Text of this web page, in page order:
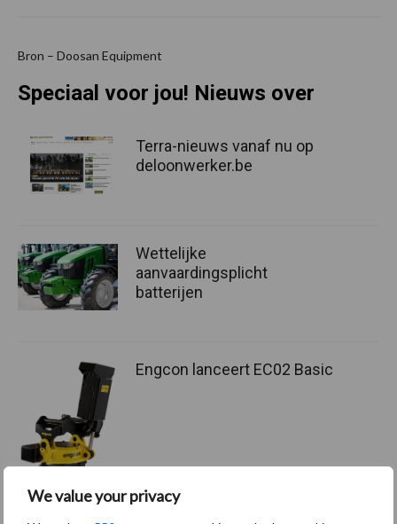
We value your privacy
Bron – Doosan Equipment
Speciaal voor jou! Nieuws over
Terra-nieuws vanaf nu op
deloonwerker.be
Wettelijke
aanvaardingsplicht
batterijen
Engcon lanceert EC02 Basic